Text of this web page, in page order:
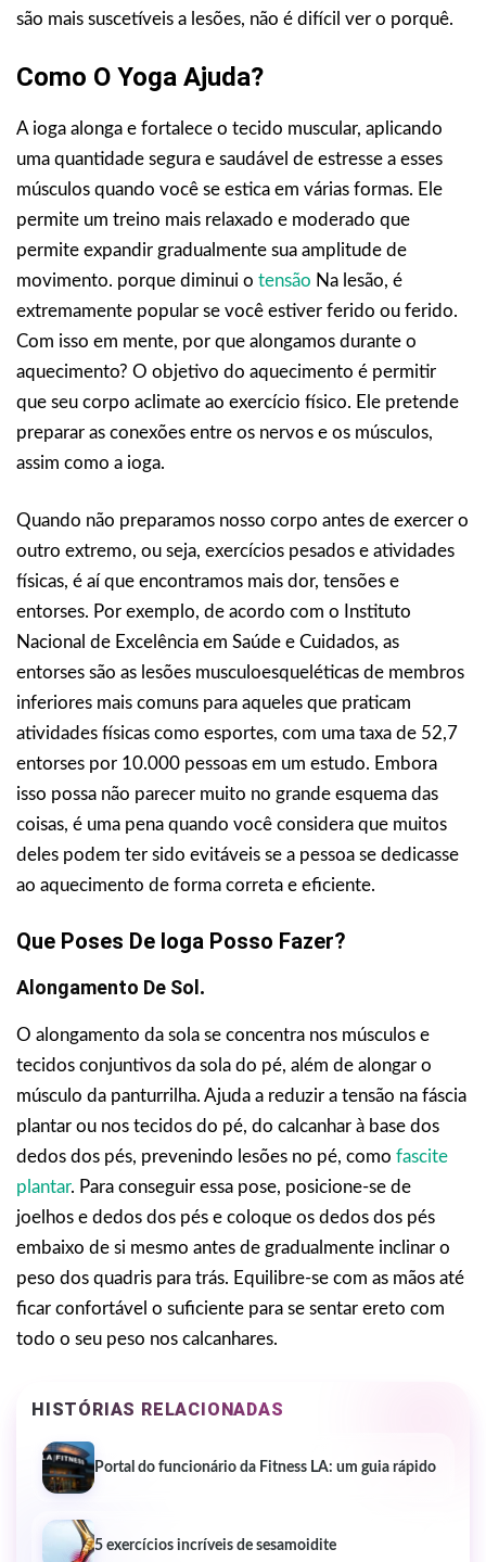
são mais suscetíveis a lesões, não é difícil ver o porquê.
Como O Yoga Ajuda?
A ioga alonga e fortalece o tecido muscular, aplicando
uma quantidade segura e saudável de estresse a esses
músculos quando você se estica em várias formas. Ele
permite um treino mais relaxado e moderado que
permite expandir gradualmente sua amplitude de
movimento. porque diminui o tensão Na lesão, é
extremamente popular se você estiver ferido ou ferido.
Com isso em mente, por que alongamos durante o
aquecimento? O objetivo do aquecimento é permitir
que seu corpo aclimate ao exercício físico. Ele pretende
preparar as conexões entre os nervos e os músculos,
assim como a ioga.
Quando não preparamos nosso corpo antes de exercer o
outro extremo, ou seja, exercícios pesados e atividades
físicas, é aí que encontramos mais dor, tensões e
entorses. Por exemplo, de acordo com o Instituto
Nacional de Excelência em Saúde e Cuidados, as
entorses são as lesões musculoesqueléticas de membros
inferiores mais comuns para aqueles que praticam
atividades físicas como esportes, com uma taxa de 52,7
entorses por 10.000 pessoas em um estudo. Embora
isso possa não parecer muito no grande esquema das
coisas, é uma pena quando você considera que muitos
deles podem ter sido evitáveis se a pessoa se dedicasse
ao aquecimento de forma correta e eficiente.
Que Poses De Ioga Posso Fazer?
Alongamento De Sol .
O alongamento da sola se concentra nos músculos e
tecidos conjuntivos da sola do pé, além de alongar o
músculo da panturrilha. Ajuda a reduzir a tensão na fáscia
plantar ou nos tecidos do pé, do calcanhar à base dos
dedos dos pés, prevenindo lesões no pé, como fascite
plantar. Para conseguir essa pose, posicione-se de
joelhos e dedos dos pés e coloque os dedos dos pés
embaixo de si mesmo antes de gradualmente inclinar o
peso dos quadris para trás. Equilibre-se com as mãos até
ficar confortável o suficiente para se sentar ereto com
todo o seu peso nos calcanhares.
HISTÓRIAS RELACIONADAS
Portal do funcionário da Fitness LA: um guia rápido
5 exercícios incríveis de sesamoidite